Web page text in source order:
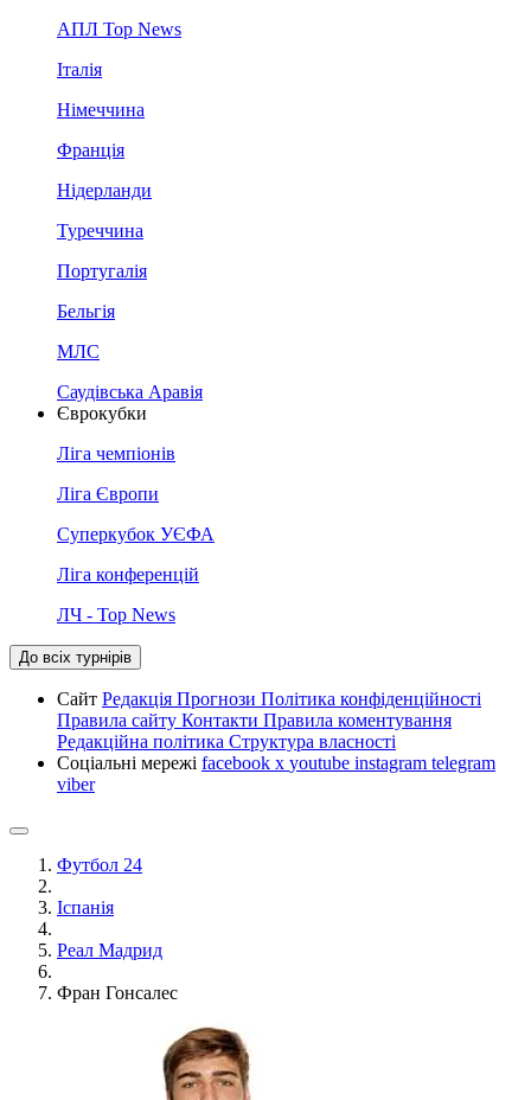
АПЛ Top News
Італія
Німеччина
Франція
Нідерланди
Туреччина
Португалія
Бельгія
МЛС
Саудівська Аравія
Єврокубки
Ліга чемпіонів
Ліга Європи
Суперкубок УЄФА
Ліга конференцій
ЛЧ - Top News
До всіх турнірів
Сайт Редакція Прогнози Політика конфіденційності
Правила сайту Контакти Правила коментування
Редакційна політика Структура власності
Соціальні мережі facebook x youtube instagram telegram
viber
Футбол 24
Іспанія
Реал Мадрид
Фран Гонсалес